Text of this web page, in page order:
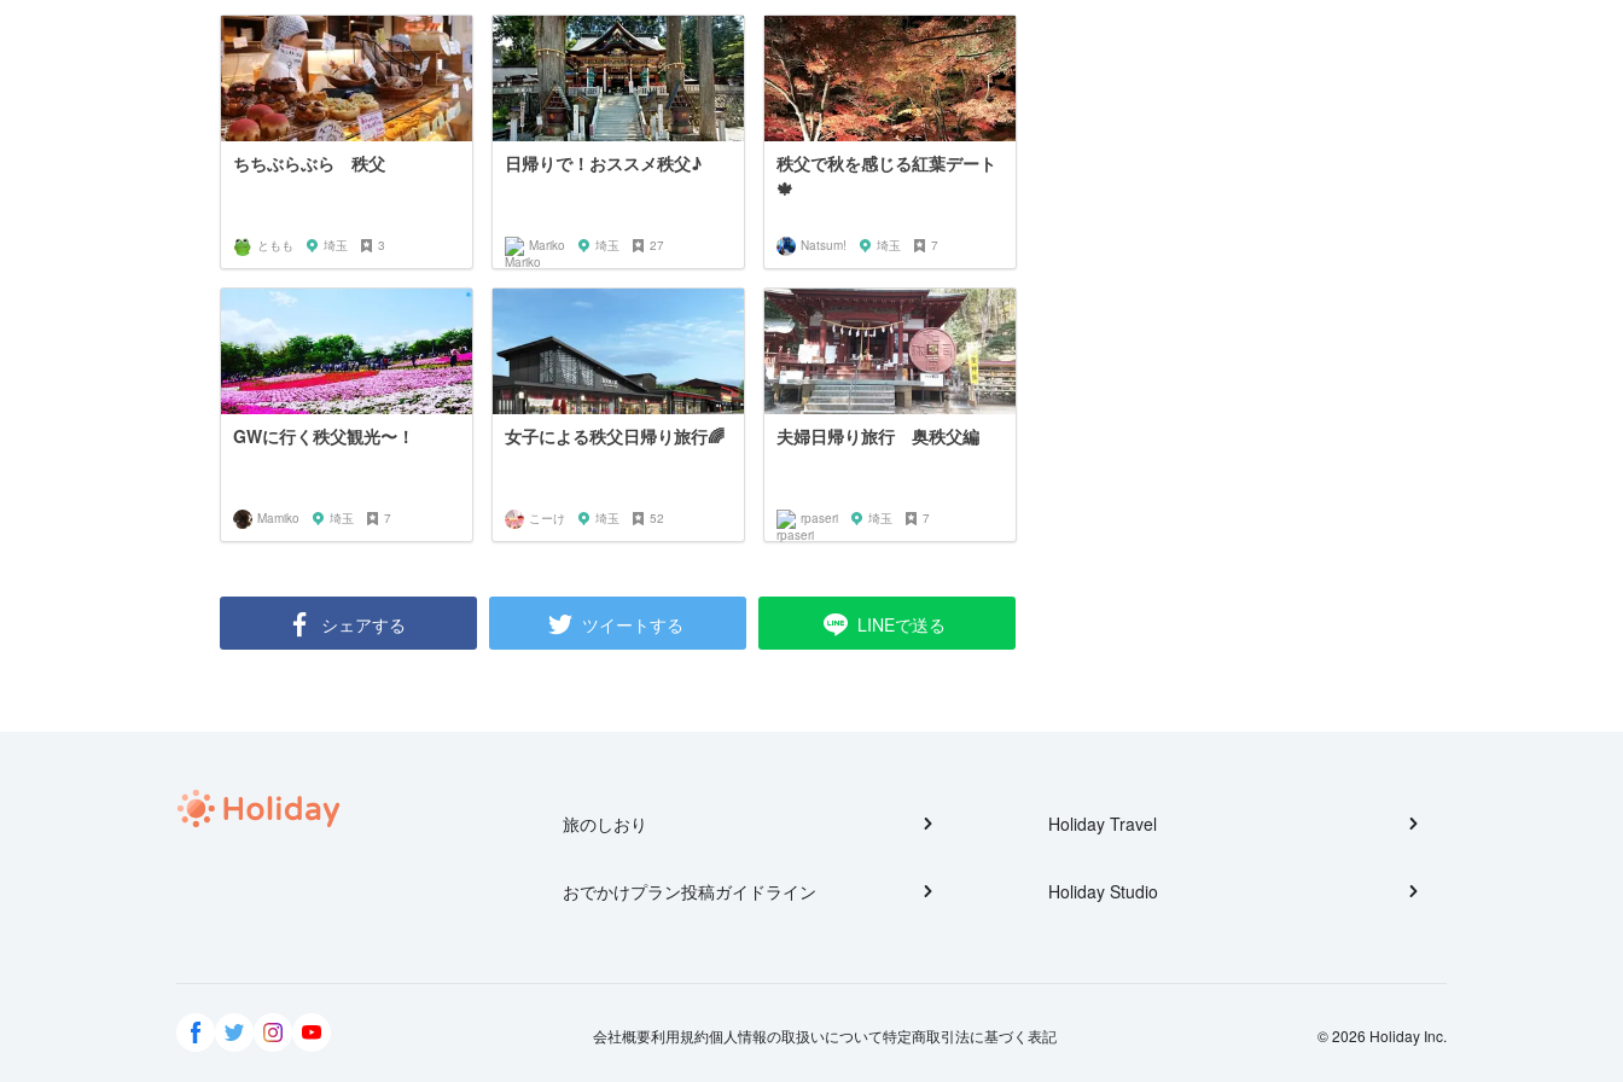
ちちぶらぶら 秩父
ともも 埼玉 3
日帰りで！おススメ秩父♪
Mariko 埼玉 27
秩父で秋を感じる紅葉デート
🍁
Natsum! 埼玉 7
GWに行く秩父観光〜！
Mamiko 埼玉 7
女子による秩父日帰り旅行🌈
こーけ 埼玉 52
夫婦日帰り旅行 奥秩父編
rpaseri 埼玉 7
シェアする ツイートする LINEで送る
旅のしおり
おでかけプラン投稿ガイドライン
Holiday Travel
Holiday Studio
会社概要利用規約個人情報の取扱いについて特定商取引法に基づく表記 © 2026 Holiday Inc.